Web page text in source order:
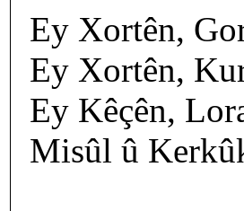
Ey Xortên,
Ey Xortên,
Ey Kêçên,
Misûl û